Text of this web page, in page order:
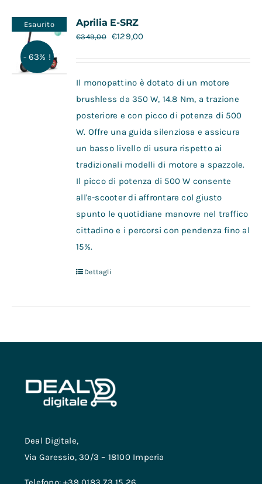
Contatti
Esaurito
- 63% !
Aprilia E-SRZ
€349,00 €129,00
Il monopattino è dotato di un motore
brushless da 350 W, 14.8 Nm, a trazione
posteriore e con picco di potenza di 500
W. Offre una guida silenziosa e assicura
un basso livello di usura rispetto ai
tradizionali modelli di motore a spazzole.
Il picco di potenza di 500 W consente
all'e-scooter di affrontare col giusto
spunto le quotidiane manovre nel traffico
cittadino e i percorsi con pendenza fino al
15%.
Dettagli
Deal Digitale,
Via Garessio, 30/3 – 18100 Imperia